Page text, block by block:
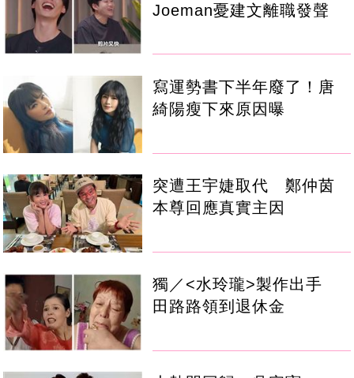
Joeman憂建文離職發聲
寫運勢書下半年廢了！唐
綺陽瘦下來原因曝
突遭王宇婕取代 鄭仲茵
本尊回應真實主因
獨／<水玲瓏>製作出手
田路路領到退休金